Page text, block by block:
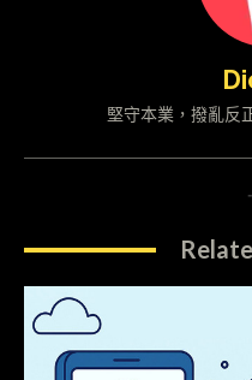
堅守本業，撥亂反